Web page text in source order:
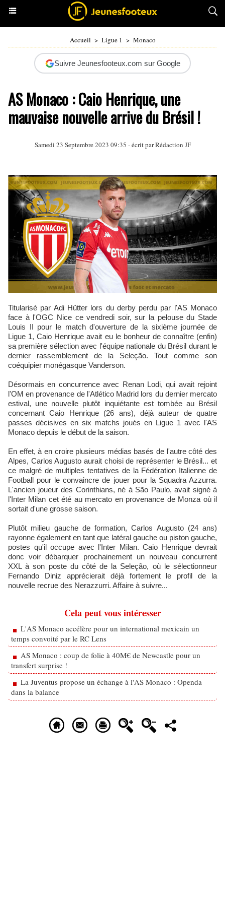
Accueil > Ligue 1 > Monaco
Suivre Jeunesfooteux.com sur Google
AS Monaco : Caio Henrique, une
mauvaise nouvelle arrive du Brésil !
Samedi 23 Septembre 2023 09:35 - écrit par Rédaction JF
Titularisé par Adi Hütter lors du derby perdu par l'AS Monaco
face à l'OGC Nice ce vendredi soir, sur la pelouse du Stade
Louis II pour le match d'ouverture de la sixième journée de
Ligue 1, Caio Henrique avait eu le bonheur de connaître (enfin)
sa première sélection avec l'équipe nationale du Brésil durant le
dernier rassemblement de la Seleção. Tout comme son
coéquipier monégasque Vanderson.
Désormais en concurrence avec Renan Lodi, qui avait rejoint
l'OM en provenance de l'Atlético Madrid lors du dernier mercato
estival, une nouvelle plutôt inquiétante est tombée au Brésil
concernant Caio Henrique (26 ans), déjà auteur de quatre
passes décisives en six matchs joués en Ligue 1 avec l'AS
Monaco depuis le début de la saison.
En effet, à en croire plusieurs médias basés de l'autre côté des
Alpes, Carlos Augusto aurait choisi de représenter le Brésil... et
ce malgré de multiples tentatives de la Fédération Italienne de
Football pour le convaincre de jouer pour la Squadra Azzurra.
L'ancien joueur des Corinthians, né à São Paulo, avait signé à
l'Inter Milan cet été au mercato en provenance de Monza où il
sortait d'une grosse saison.
Plutôt milieu gauche de formation, Carlos Augusto (24 ans)
rayonne également en tant que latéral gauche ou piston gauche,
postes qu'il occupe avec l'Inter Milan. Caio Henrique devrait
donc voir débarquer prochainement un nouveau concurrent
XXL à son poste du côté de la Seleção, où le sélectionneur
Fernando Diniz apprécierait déjà fortement le profil de la
nouvelle recrue des Nerazzurri. Affaire à suivre...
Cela peut vous intéresser
L'AS Monaco accélère pour un international mexicain un
temps convoité par le RC Lens
AS Monaco : coup de folie à 40M€ de Newcastle pour un
transfert surprise !
La Juventus propose un échange à l'AS Monaco : Openda
dans la balance